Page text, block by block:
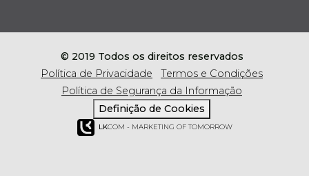
© 2019 Todos os direitos reservados
Política de Privacidade
Termos e Condições
Política de Segurança da Informação
Definição de Cookies
LKCOM - MARKETING OF TOMORROW